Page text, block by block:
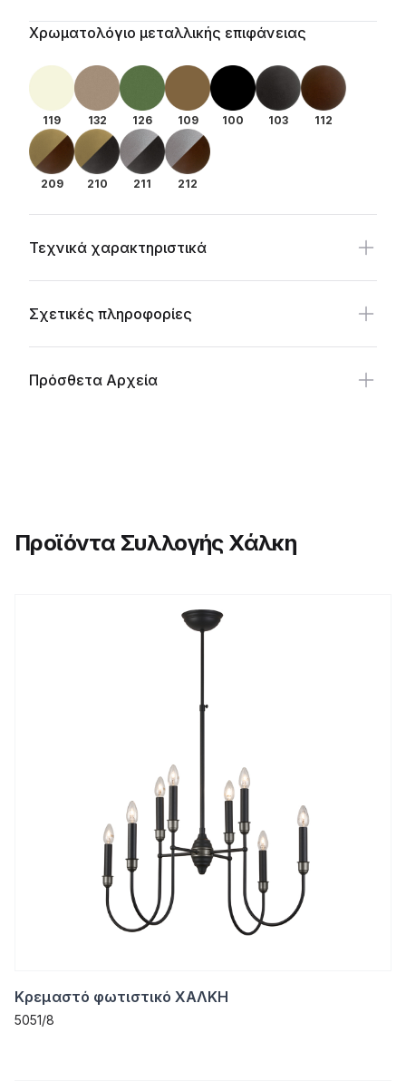
Additional details
Χρωματολόγιο μεταλλικής επιφάνειας
119 132 126 109 100 103 112
209 210 211 212
Τεχνικά χαρακτηριστικά
Σχετικές πληροφορίες
Πρόσθετα Αρχεία
Προϊόντα Συλλογής Χάλκη
Κρεμαστό φωτιστικό ΧΑΛΚΗ
5051/8